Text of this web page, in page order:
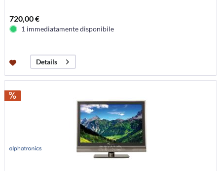
720,00 €
1 immediatamente disponibile
Details